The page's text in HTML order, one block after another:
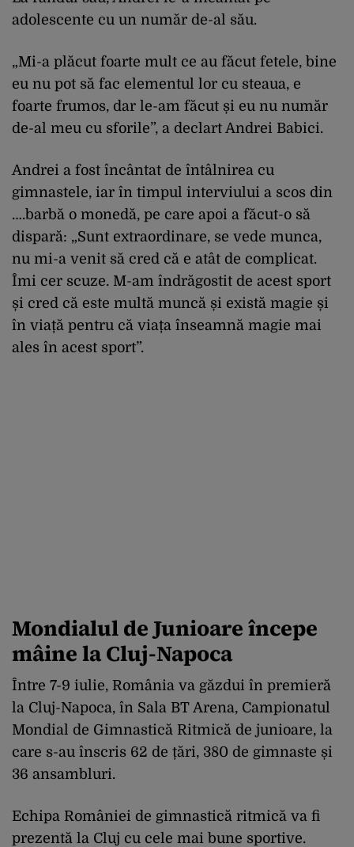
adolescente cu un număr de-al său.
„Mi-a plăcut foarte mult ce au făcut fetele, bine
eu nu pot să fac elementul lor cu steaua, e
foarte frumos, dar le-am făcut și eu nu număr
de-al meu cu sforile”, a declart Andrei Babici.
Andrei a fost încântat de întâlnirea cu
gimnastele, iar în timpul interviului a scos din
….barbă o monedă, pe care apoi a făcut-o să
dispară: „Sunt extraordinare, se vede munca,
nu mi-a venit să cred că e atât de complicat.
Îmi cer scuze. M-am îndrăgostit de acest sport
și cred că este multă muncă și există magie și
în viață pentru că viața înseamnă magie mai
ales în acest sport”.
Mondialul de Junioare începe
mâine la Cluj-Napoca
Între 7-9 iulie, România va găzdui în premieră
la Cluj-Napoca, în Sala BT Arena, Campionatul
Mondial de Gimnastică Ritmică de junioare, la
care s-au înscris 62 de țări, 380 de gimnaste și
36 ansambluri.
Echipa României de gimnastică ritmică va fi
prezentă la Cluj cu cele mai bune sportive.